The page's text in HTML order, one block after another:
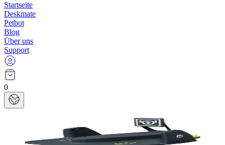
Startseite
Deskmate
Petbot
Blog
Über uns
Support
0